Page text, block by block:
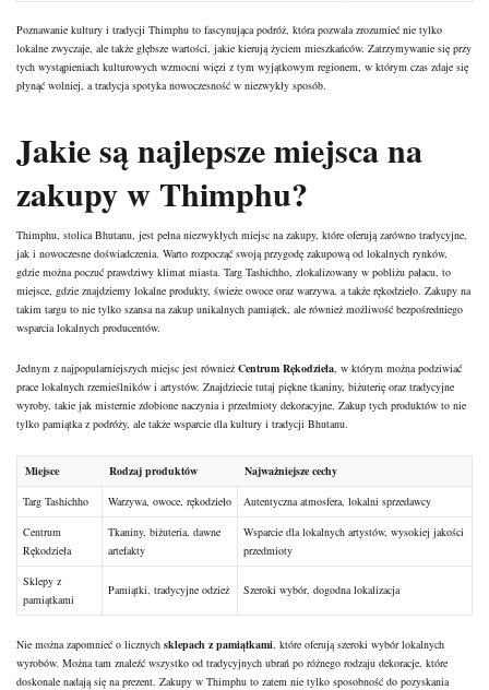
Poznawanie kultury i tradycji Thimphu to fascynująca podróż, która pozwala zrozumieć nie tylko
lokalne zwyczaje, ale także głębsze wartości, jakie kierują życiem mieszkańców. Zatrzymywanie się przy
tych wystąpieniach kulturowych wzmocni więzi z tym wyjątkowym regionem, w którym czas zdaje się
płynąć wolniej, a tradycja spotyka nowoczesność w niezwykły sposób.
Jakie są najlepsze miejsca na
zakupy w Thimphu?
Thimphu, stolica Bhutanu, jest pełna niezwykłych miejsc na zakupy, które oferują zarówno tradycyjne,
jak i nowoczesne doświadczenia. Warto rozpocząć swoją przygodę zakupową od lokalnych rynków,
gdzie można poczuć prawdziwy klimat miasta. Targ Tashichho, zlokalizowany w pobliżu pałacu, to
miejsce, gdzie znajdziemy lokalne produkty, świeże owoce oraz warzywa, a także rękodzieło. Zakupy na
takim targu to nie tylko szansa na zakup unikalnych pamiątek, ale również możliwość bezpośredniego
wsparcia lokalnych producentów.
Jednym z najpopularniejszych miejsc jest również Centrum Rękodzieła, w którym można podziwiać
prace lokalnych rzemieślników i artystów. Znajdziecie tutaj piękne tkaniny, biżuterię oraz tradycyjne
wyroby, takie jak misternie zdobione naczynia i przedmioty dekoracyjne. Zakup tych produktów to nie
tylko pamiątka z podróży, ale także wsparcie dla kultury i tradycji Bhutanu.
Miejsce Rodzaj produktów
Najważniejsze cechy
Targ Tashichho
Warzywa, owoce, rękodzieło
Autentyczna atmosfera, lokalni sprzedawcy
Centrum
Rękodzieła
Tkaniny, biżuteria, dawne
artefakty
Wsparcie dla lokalnych artystów, wysokiej jakości
przedmioty
Sklepy z
pamiątkami
Pamiątki, tradycyjne odzież Szeroki wybór, dogodna lokalizacja
Nie można zapomnieć o licznych sklepach z pamiątkami , które oferują szeroki wybór lokalnych
wyrobów. Można tam znaleźć wszystko od tradycyjnych ubrań po różnego rodzaju dekoracje, które
doskonale nadają się na prezent. Zakupy w Thimphu to zatem nie tylko sposobność do pozyskania